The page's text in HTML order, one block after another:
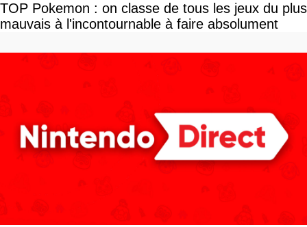
TOP Pokemon : on classe de tous les jeux du plus
mauvais à l'incontournable à faire absolument